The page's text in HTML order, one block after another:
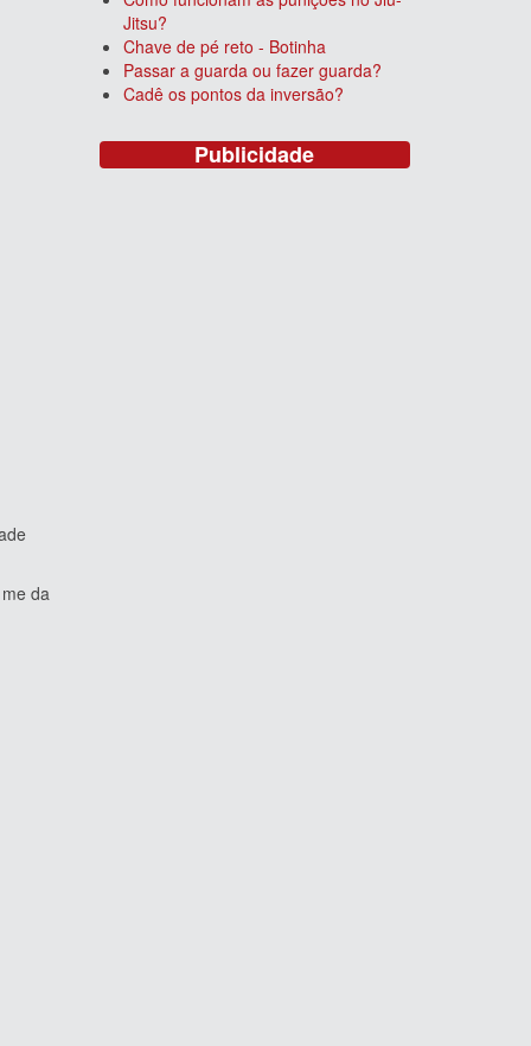
da
Jitsu?
Chave de pé reto - Botinha
Passar a guarda ou fazer guarda?
Cadê os pontos da inversão?
Publicidade